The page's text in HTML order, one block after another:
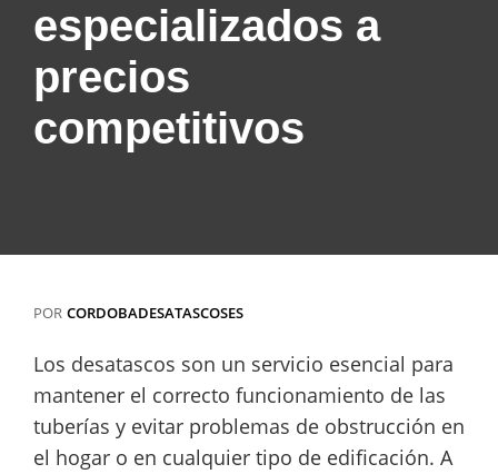
especializados a
precios
competitivos
POR CORDOBADESATASCOSES
Los desatascos son un servicio esencial para
mantener el correcto funcionamiento de las
tuberías y evitar problemas de obstrucción en
el hogar o en cualquier tipo de edificación. A